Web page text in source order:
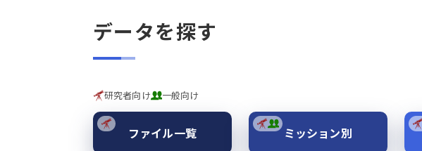
データを探す
研究者向け 一般向け
ファイル一覧 ミッション別